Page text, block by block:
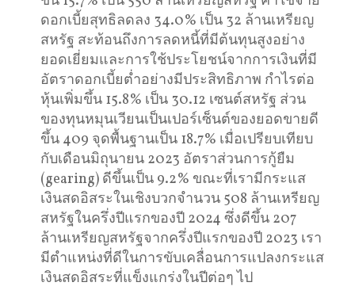
ดอกเบี้ยสุทธิลดลง 34.0% เป็น 32 ล้านเหรียญ
สหรัฐ สะท้อนถึงการลดหนี้ที่มีต้นทุนสูงอย่าง
ยอดเยี่ยมและการใช้ประโยชน์จากการเงินที่มี
อัตราดอกเบี้ยต่ำอย่างมีประสิทธิภาพ กำไรต่อ
หุ้นเพิ่มขึ้น 15.8% เป็น 30.12 เซนต์สหรัฐ ส่วน
ของทุนหมุนเวียนเป็นเปอร์เซ็นต์ของยอดขายดี
ขึ้น 409 จุดพื้นฐานเป็น 18.7% เมื่อเปรียบเทียบ
กับเดือนมิถุนายน 2023 อัตราส่วนการกู้ยืม
(gearing) ดีขึ้นเป็น 9.2% ขณะที่เรามีกระแส
เงินสดอิสระในเชิงบวกจำนวน 508 ล้านเหรียญ
สหรัฐในครึ่งปีแรกของปี 2024 ซึ่งดีขึ้น 207
ล้านเหรียญสหรัฐจากครึ่งปีแรกของปี 2023 เรา
มีตำแหน่งที่ดีในการขับเคลื่อนการแปลงกระแส
เงินสดอิสระที่แข็งแกร่งในปีต่อๆ ไป